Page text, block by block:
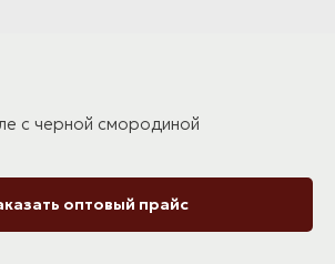
с черной смородиной
оптовый прайс